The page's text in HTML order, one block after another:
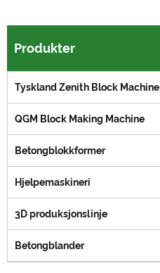
Produkter
Tyskland Zenith Block Machine
QGM Block Making Machine
Betongblokkformer
Hjelpemaskineri
3D produksjonslinje
Betongblander